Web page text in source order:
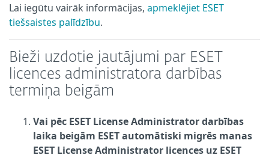
Lai iegūtu vairāk informācijas, apmeklējiet ESET
tiešsaistes palīdzību.
Bieži uzdotie jautājumi par ESET
licences administratora darbības
termiņa beigām
Vai pēc ESET License Administrator darbības
laika beigām ESET automātiski migrēs manas
ESET License Administrator licences uz ESET